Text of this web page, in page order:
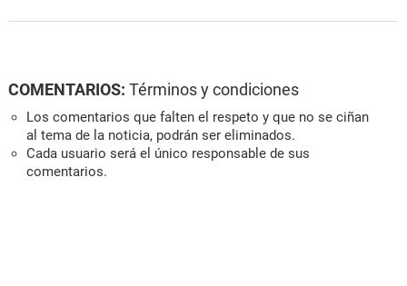
COMENTARIOS: Términos y condiciones
Los comentarios que falten el respeto y que no se ciñan
al tema de la noticia, podrán ser eliminados.
Cada usuario será el único responsable de sus
comentarios.